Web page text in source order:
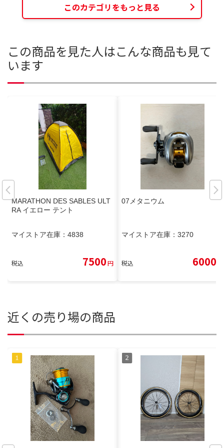
このカテゴリをもっと見る
この商品を見た人はこんな商品も見て
います
MARATHON DES SABLES ULT
RA イエロー テント
マイストア在庫： 4838
税込 7500円
07メタニウム
マイストア在庫： 3270
税込 6000
近くの売り場の商品